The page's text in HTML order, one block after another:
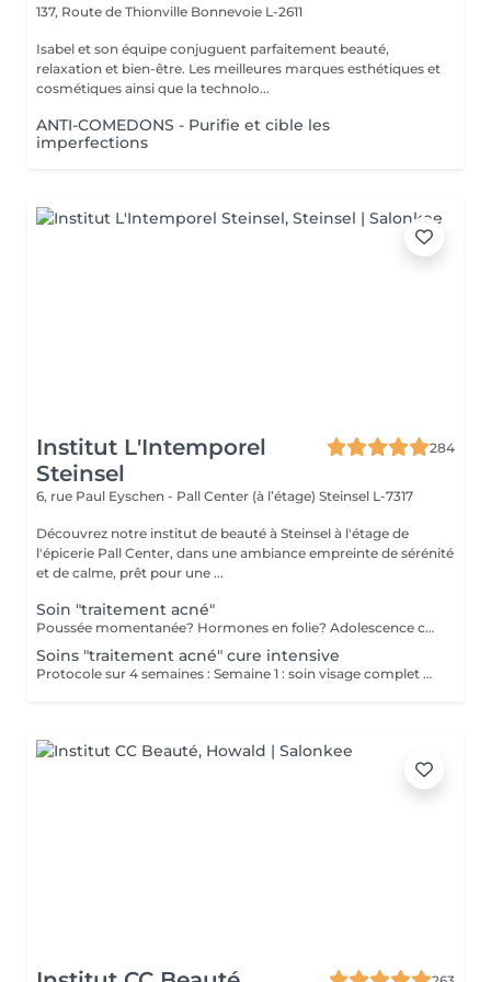
137, Route de Thionville Bonnevoie L-2611
Isabel et son équipe conjuguent parfaitement beauté,
relaxation et bien-être. Les meilleures marques esthétiques et
cosmétiques ainsi que la technolo...
ANTI-COMEDONS - Purifie et cible les
imperfections
Institut L'Intemporel
Steinsel
284
6, rue Paul Eyschen - Pall Center (à l’étage) Steinsel L-7317
Découvrez notre institut de beauté à Steinsel à l'étage de
l'épicerie Pall Center, dans une ambiance empreinte de sérénité
et de calme, prêt pour une ...
Soin "traitement acné"
Poussée momentanée? Hormones en folie? Adolescence compliquée? Ce soin est pour vous. Le soin visage complet comprend un nettoyage en profondeur de la peau avec vapeur et extraction des comédons, un léger massage suivi de 20' de traitement. LED et un masque apaisant ou purifiant. Le soin flash est conseillé en entretien suite à un soin complet, entre 2 soins par exemple ou si acné plus tenace. Il comprend un nettoyage du visage, un léger massage et le traitement LED 20'. Pourquoi la LED? La puissance de la lumière LED bleue agit rapidement et efficacement pour éliminer l'acné, les imperfections et l'inflammation existantes, sans dessécher la peau. Elle régule également la production de sébum pour prévenir de futures éruptions cutanées, laissant votre peau claire, saine et lisse.
Soins "traitement acné" cure intensive
Protocole sur 4 semaines : Semaine 1 : soin visage complet + un soin flash (espacé de 2 jours minimum) Semaine 2 / 3 et 4 : 2 soins flash (espacé de 2 jours minimum) Descriptif complet : voir "Soin traitement acné"